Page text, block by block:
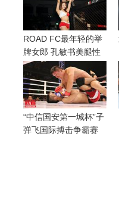
ROAD FC最年轻的举
牌女郎 孔敏书美腿性
感眼神清纯
“中信国安第一城杯”子
弹飞国际搏击争霸赛